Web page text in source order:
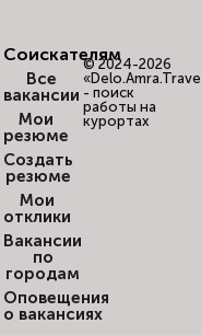
Соискателям
Все
вакансии
Мои
резюме
Создать
резюме
Мои
отклики
Вакансии
по
городам
Оповещения
о вакансиях
© 2024-2026
- поиск
работы на
курортах